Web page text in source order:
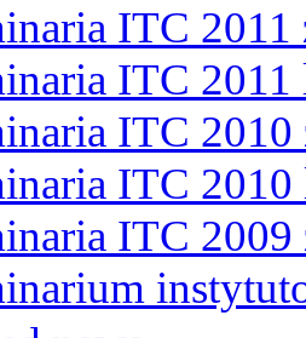
ITC 2011
ITC 2011
ITC 2010
ITC 2010
ITC 2009